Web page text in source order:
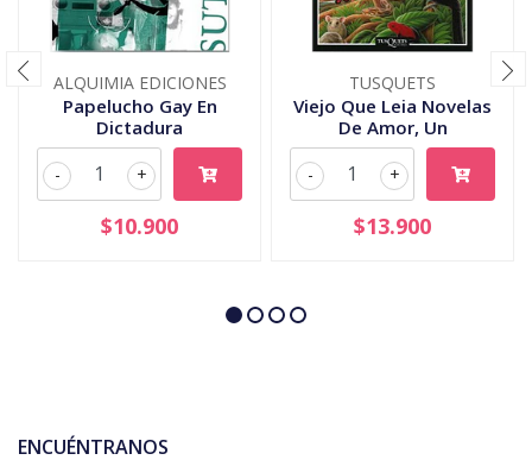
ALQUIMIA EDICIONES
Papelucho Gay En
Dictadura
+
-
$10.900
TUSQUETS
Viejo Que Leia Novelas
De Amor, Un
+
-
$13.900
ENCUÉNTRANOS